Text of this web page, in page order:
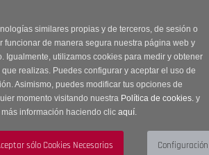
similares propias y de terceros, de sesión o
funcionar de manera segura nuestra página web y
Igualmente, utilizamos cookies para medir y obtener
realizas. Puedes configurar y aceptar el uso de
Asimismo, puedes modificar tus opciones de
momento visitando nuestra Política de cookies.y
información haciendo clic aquí.
Sección OUTLET con código OUTLET20